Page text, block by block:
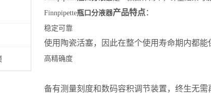
Finnpipette瓶口分液器产品特点：
稳定可靠
使用陶瓷活塞，因此在整个使用寿命期内都能
高精确度
备有测量刻度和数码容积调节装置，终生无需